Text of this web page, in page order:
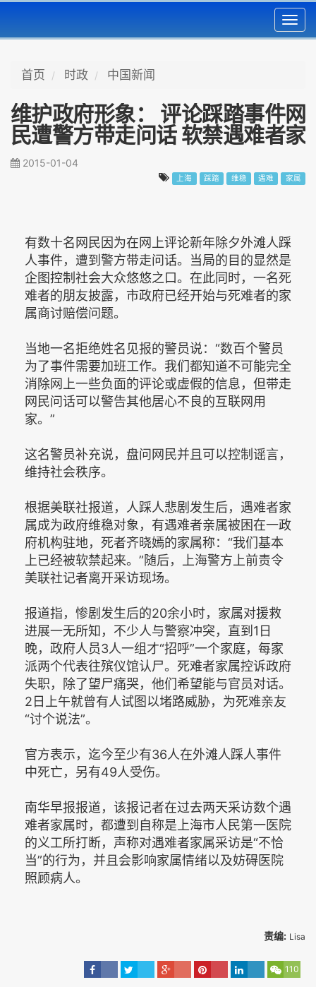
首页 时政 中国新闻
维护政府形象： 评论踩踏事件网
民遭警方带走问话 软禁遇难者家
属2015-01-04
上海 踩踏 维稳 遇难 家属
有数十名网民因为在网上评论新年除夕外滩人踩
人事件，遭到警方带走问话。当局的目的显然是
企图控制社会大众悠悠之口。在此同时，一名死
难者的朋友披露，市政府已经开始与死难者的家
属商讨赔偿问题。
当地一名拒绝姓名见报的警员说：“数百个警员
为了事件需要加班工作。我们都知道不可能完全
消除网上一些负面的评论或虚假的信息，但带走
网民问话可以警告其他居心不良的互联网用
家。”
这名警员补充说，盘问网民并且可以控制谣言，
维持社会秩序。
根据美联社报道，人踩人悲剧发生后，遇难者家
属成为政府维稳对象，有遇难者亲属被困在一政
府机构驻地，死者齐晓嫣的家属称：“我们基本
上已经被软禁起来。”随后，上海警方上前责令
美联社记者离开采访现场。
报道指，惨剧发生后的20余小时，家属对援救
进展一无所知，不少人与警察冲突，直到1日
晚，政府人员3人一组才“招呼”一个家庭，每家
派两个代表往殡仪馆认尸。死难者家属控诉政府
失职，除了望尸痛哭，他们希望能与官员对话。
2日上午就曾有人试图以堵路威胁，为死难亲友
“讨个说法”。
官方表示，迄今至少有36人在外滩人踩人事件
中死亡，另有49人受伤。
南华早报报道，该报记者在过去两天采访数个遇
难者家属时，都遭到自称是上海市人民第一医院
的义工所打断，声称对遇难者家属采访是“不恰
当”的行为，并且会影响家属情绪以及妨碍医院
照顾病人。
责编: Lisa
110